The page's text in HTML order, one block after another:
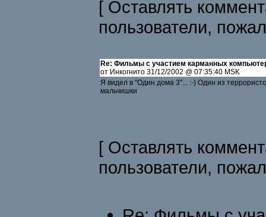
[ Оставлять
пользователи,
Re: Фильмы с участием карманных
от Инкогнито 31/12/2002 @ 07:35:40 MSK
Я видел в "Один дома 3"... :-) Один из
мальчишки
[ Оставлять
пользователи,